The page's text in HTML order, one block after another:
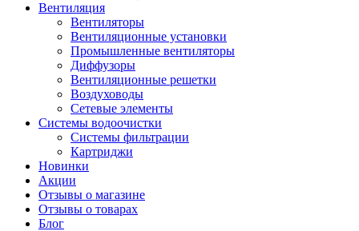
Вентиляция
Вентиляторы
Вентиляционные установки
Промышленные вентиляторы
Диффузоры
Вентиляционные решетки
Воздуховоды
Сетевые элементы
Системы водоочистки
Системы фильтрации
Картриджи
Новинки
Акции
Отзывы о магазине
Отзывы о товарах
Блог